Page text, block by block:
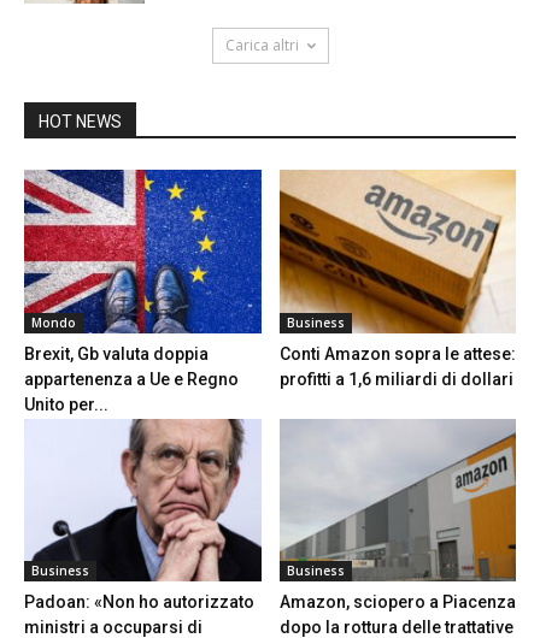
Carica altri
HOT NEWS
Mondo
Brexit, Gb valuta doppia
appartenenza a Ue e Regno
Unito per...
Business
Conti Amazon sopra le attese:
profitti a 1,6 miliardi di dollari
Business
Padoan: «Non ho autorizzato
ministri a occuparsi di
Business
Amazon, sciopero a Piacenza
dopo la rottura delle trattative